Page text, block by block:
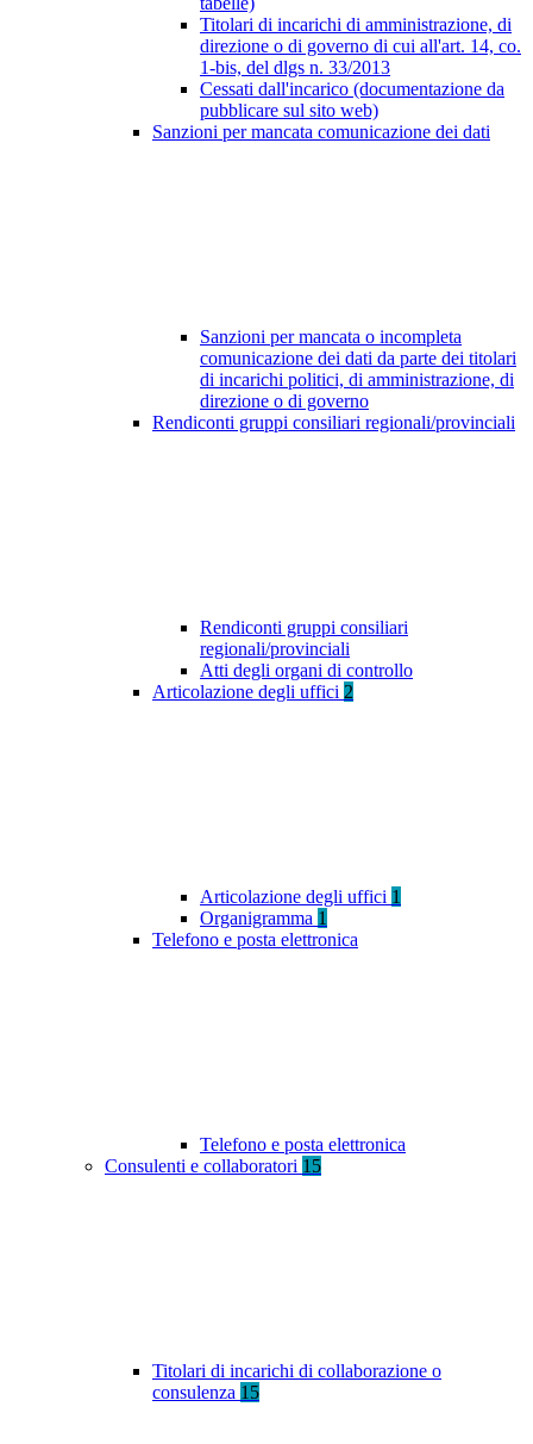
Titolari di incarichi di amministrazione, di
direzione o di governo di cui all'art. 14, co.
1-bis, del dlgs n. 33/2013
Cessati dall'incarico (documentazione da
pubblicare sul sito web)
Sanzioni per mancata comunicazione dei dati
Sanzioni per mancata o incompleta
comunicazione dei dati da parte dei titolari
di incarichi politici, di amministrazione, di
direzione o di governo
Rendiconti gruppi consiliari regionali/provinciali
Rendiconti gruppi consiliari
regionali/provinciali
Atti degli organi di controllo
Articolazione degli uffici 2
Articolazione degli uffici 1
Organigramma 1
Telefono e posta elettronica
Telefono e posta elettronica
Consulenti e collaboratori 15
Titolari di incarichi di collaborazione o
consulenza 15